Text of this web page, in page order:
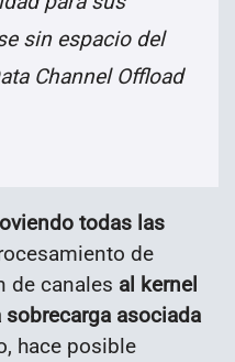
sin espacio del
Channel Offload
todas las
de
de canales al kernel
asociada
hace posible